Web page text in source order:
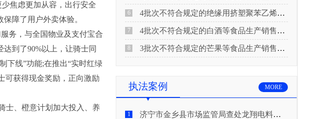
焦虑更加从容，出行安全
障了用户外卖体验。
务，与全国物业及支付宝合
到了90%以上，让骑士同
下线”功能;在推出“实时红绿
可获得现金奖励，正向激励
、橙意计划加大投入、养
6 4批次不符合规定的绝缘用挤塑聚苯乙烯泡沫板（XPS）等产品生产销售企业被广元市市场监督管理局通报！
7 4批次不符合规定的白酒等食品生产销售企业被重庆市市场监督管理局通告！
8 3批次不符合规定的芒果等食品生产销售企业被长治市屯留区市场监督管理局公告！
执法案例 MORE
1 济宁市金乡县市场监管局查处龙翔电料批发部非法销售电线电缆案